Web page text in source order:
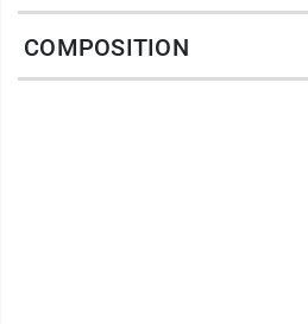
Conditionné dans
fluidequi pénètre
COMPOSITION